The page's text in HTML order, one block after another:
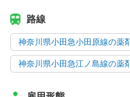
路線
神奈川県小田急小田原線の薬
神奈川県小田急江ノ島線の薬